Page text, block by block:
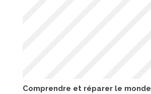
Comprendre et réparer le monde